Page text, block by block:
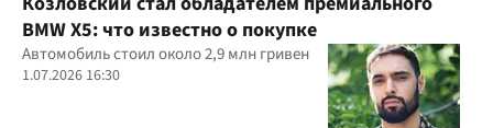
BMW X5: что известно о покупке
Автомобиль стоил около 2,9 млн гривен
1.07.2026 16:30